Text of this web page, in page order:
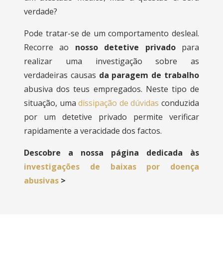
verdade?
Pode tratar-se de um comportamento desleal.
Recorre ao nosso detetive privadopara
realizar uma investigação sobre as
verdadeiras causas da paragem de trabalho
abusiva dos teus empregados. Neste tipo de
situação, umadissipação de dúvidas conduzida
por um detetive privado permite verificar
rapidamente a veracidade dos factos.
Descobre a nossa página dedicada às
investigações de baixas por doença
abusivas >